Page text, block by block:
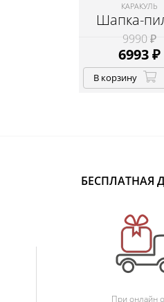
КАРАКУЛЬ
Шапка-
9990 ₽
6993₽
В корзину
БЕСПЛАТНАЯ
При онлайн